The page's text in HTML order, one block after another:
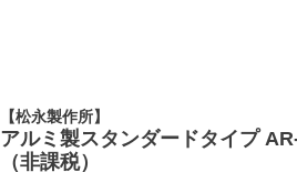
模型 吸角療法器
【松永製作所】
アルミ製スタンダードタイプ
（非課税）